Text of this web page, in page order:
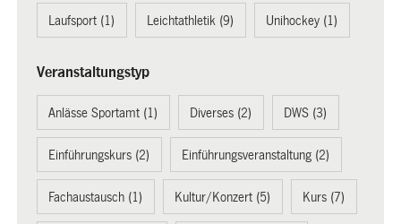
Laufsport (1) Leichtathletik (9) Unihockey (1)
Veranstaltungstyp
Anlässe Sportamt (1) Diverses (2) DWS (3)
Einführungskurs (2) Einführungsveranstaltung (2)
Fachaustausch (1) Kultur/Konzert (5) Kurs (7)